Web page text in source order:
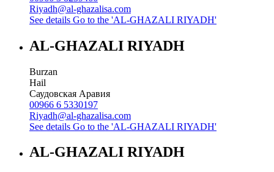
Riyadh@al-ghazalisa.com
See details Go to the 'AL-GHAZALI RIYADH'
AL-GHAZALI RIYADH
Burzan
Hail
Саудовская Аравия
00966 6 5330197
Riyadh@al-ghazalisa.com
See details Go to the 'AL-GHAZALI RIYADH'
AL-GHAZALI RIYADH